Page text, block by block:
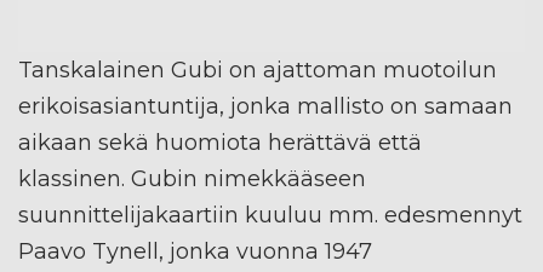
Tanskalainen Gubi on ajattoman muotoilun
erikoisasiantuntija, jonka mallisto on samaan
aikaan sekä huomiota herättävä että
klassinen. Gubin nimekkääseen
suunnittelijakaartiin kuuluu mm. edesmennyt
Paavo Tynell, jonka vuonna 1947